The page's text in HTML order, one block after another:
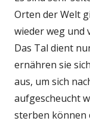
Orten der Welt
wieder weg und
Das Tal dient
ernähren sie
aus, um sich
aufgescheucht
sterben können